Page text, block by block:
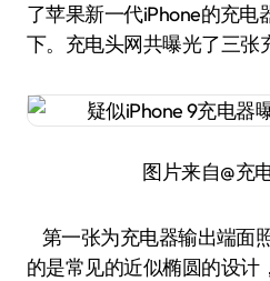
了苹果新一代iPhone的充电
下。充电头网共曝光了三张
图片来自@充
第一张为充电器输出端面
的是常见的近似椭圆的设计